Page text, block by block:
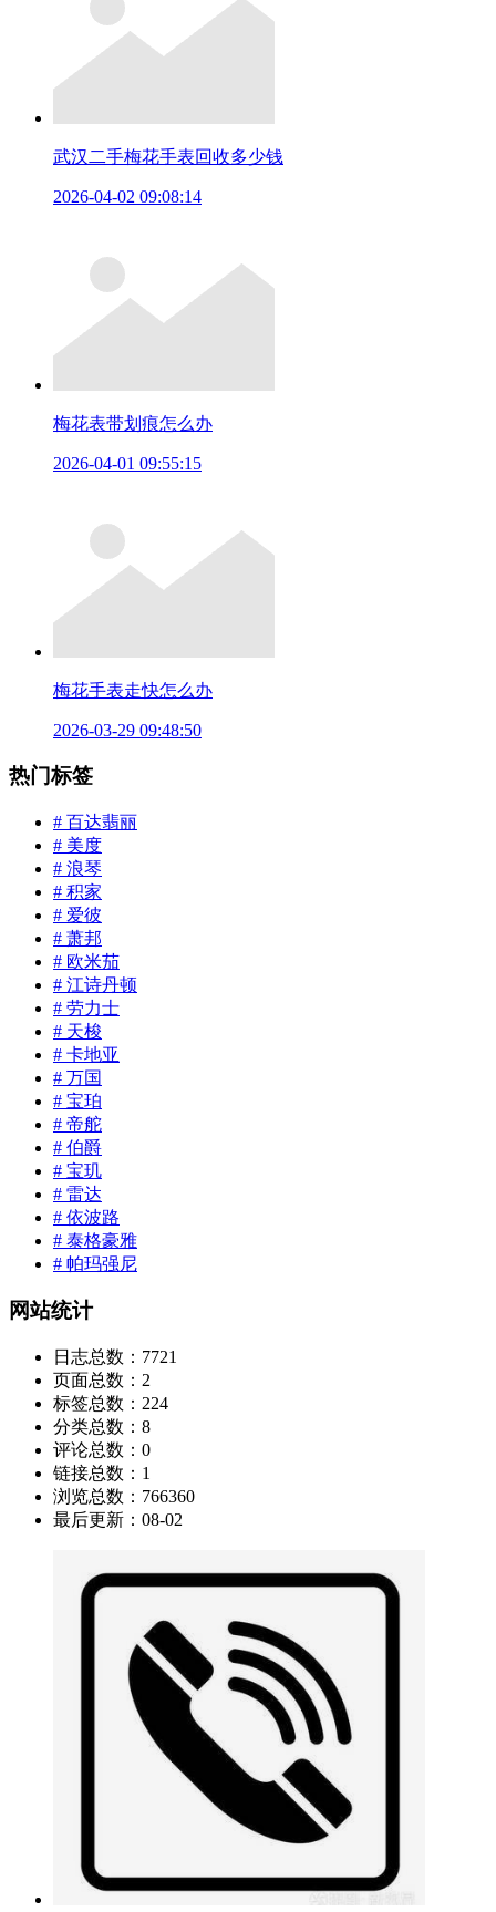
武汉二手梅花手表回收多少钱
2026-04-02 09:08:14
梅花表带划痕怎么办
2026-04-01 09:55:15
梅花手表走快怎么办
2026-03-29 09:48:50
热门标签
# 百达翡丽
# 美度
# 浪琴
# 积家
# 爱彼
# 萧邦
# 欧米茄
# 江诗丹顿
# 劳力士
# 天梭
# 卡地亚
# 万国
# 宝珀
# 帝舵
# 伯爵
# 宝玑
# 雷达
# 依波路
# 泰格豪雅
# 帕玛强尼
网站统计
日志总数： 7721
页面总数： 2
标签总数： 224
分类总数： 8
评论总数： 0
链接总数： 1
浏览总数： 766360
最后更新： 08-02